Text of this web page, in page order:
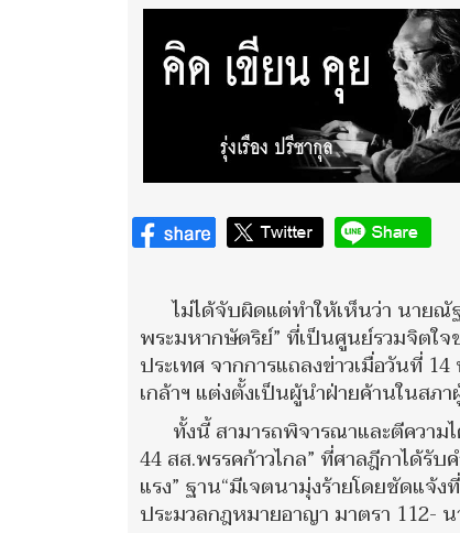
ไม่ได้จับผิดแต่ทำให้เห็นว่า นาย
พระมหากษัตริย์” ที่เป็นศูนย์รวมจิตใจ
ประเทศ จากการแถลงข่าวเมื่อวันที่
เกล้าฯ แต่งตั้งเป็นผู้นำฝ่ายค้านในสภ
ทั้งนี้ สามารถพิจารณาและตีควา
44 สส.พรรคก้าวไกล” ที่ศาลฎีกาได้รั
แรง” ฐาน“มีเจตนามุ่งร้ายโดยชัดแจ้
ประมวลกฎหมายอาญา มาตรา 112-